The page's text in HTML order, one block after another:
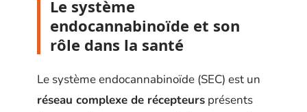
Le système
endocannabinoïde et son
rôle dans la santé
Le système endocannabinoïde (SEC) est un
réseau complexe de récepteurs présents